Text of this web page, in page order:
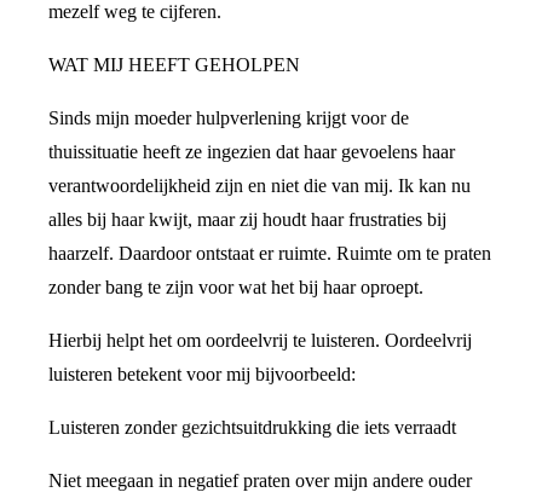
mezelf weg te cijferen.
WAT MIJ HEEFT GEHOLPEN
Sinds mijn moeder hulpverlening krijgt voor de
thuissituatie heeft ze ingezien dat haar gevoelens haar
verantwoordelijkheid zijn en niet die van mij. Ik kan nu
alles bij haar kwijt, maar zij houdt haar frustraties bij
haarzelf. Daardoor ontstaat er ruimte. Ruimte om te praten
zonder bang te zijn voor wat het bij haar oproept.
Hierbij helpt het om oordeelvrij te luisteren. Oordeelvrij
luisteren betekent voor mij bijvoorbeeld:
Luisteren zonder gezichtsuitdrukking die iets verraadt
Niet meegaan in negatief praten over mijn andere ouder